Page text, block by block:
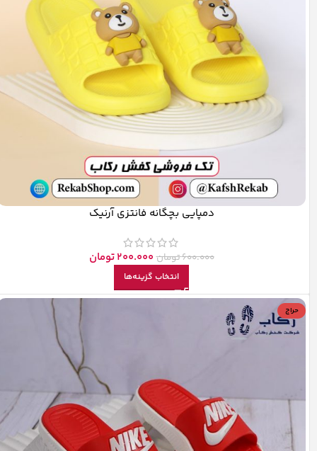
دمپایی بچگانه فانتزی آرنیک
600.000تومان 200.000تومان
انتخاب گزینه‌ها
حراج